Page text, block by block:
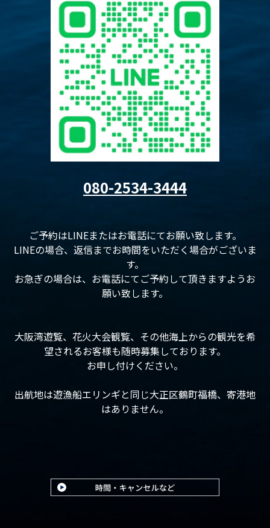
080-2534-3444
ご予約はLINEまたはお電話にてお願い致します。
LINEの場合、返信までお時間をいただく場合がございま
す。
お急ぎの場合は、お電話にてご予約して頂きますようお
願い致します。
大阪湾遊覧、花火大会観覧、その他海上からの観光を希
望されるお客様も随時募集しております。
お申し付けください。
出航地は遊漁船エリンギと同じ大正区鶴町福橋、寄港地
はありません。